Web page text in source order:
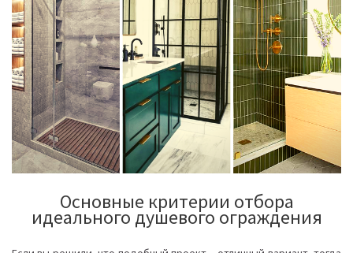
Основные критерии отбора
идеального душевого ограждения